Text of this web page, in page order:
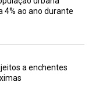
4% ao ano durante
a enchentes